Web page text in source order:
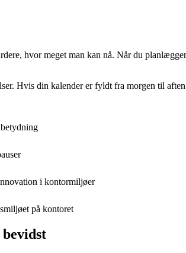
hvor meget man kan nå. Når du
Hvis din kalender er fyldt fra morgen til
i kontormiljøer
på kontoret